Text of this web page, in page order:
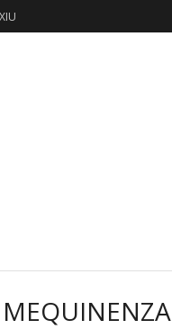
MEQUINENZA